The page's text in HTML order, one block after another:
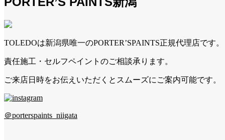
TOLEDOは新潟県唯一のPORTER’SPAINTS正規代理店です。
責任施工・セルフペイントのご相談承ります。
ご来店日時をお伝えいただくとスムーズにご案内可能です。
＠porterspaints_niigata